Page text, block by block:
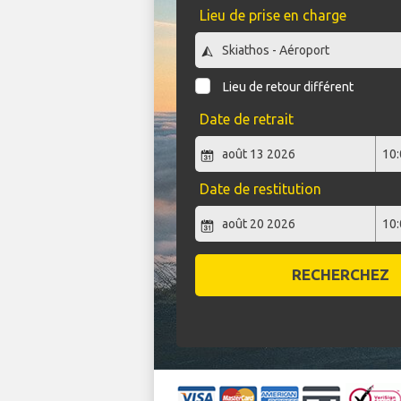
Lieu de prise en charge
Lieu de retour différent
Date de retrait
Date de restitution
RECHERCHEZ